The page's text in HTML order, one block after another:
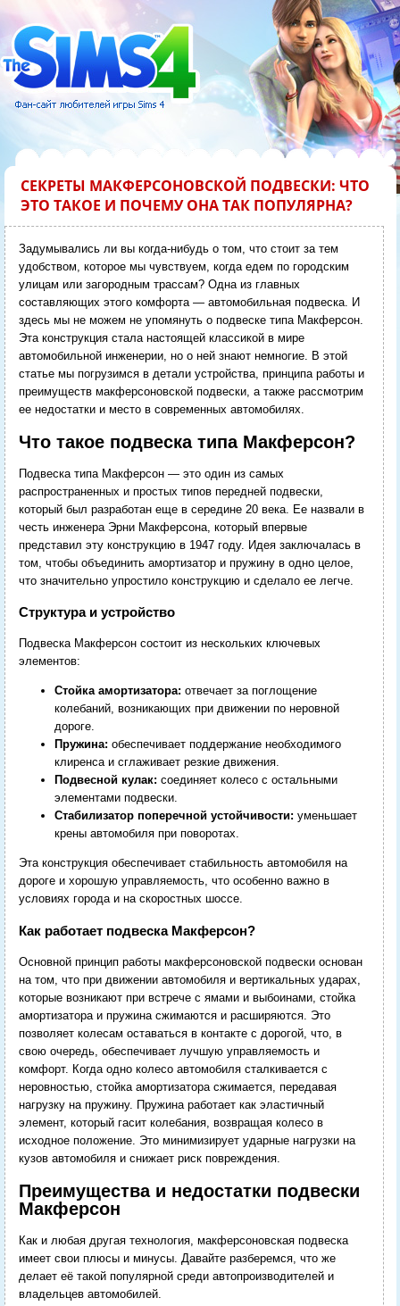
СЕКРЕТЫ МАКФЕРСОНОВСКОЙ ПОДВЕСКИ: ЧТО
ЭТО ТАКОЕ И ПОЧЕМУ ОНА ТАК ПОПУЛЯРНА?
Задумывались ли вы когда-нибудь о том, что стоит за тем
удобством, которое мы чувствуем, когда едем по городским
улицам или загородным трассам? Одна из главных
составляющих этого комфорта — автомобильная подвеска. И
здесь мы не можем не упомянуть о подвеске типа Макферсон.
Эта конструкция стала настоящей классикой в мире
автомобильной инженерии, но о ней знают немногие. В этой
статье мы погрузимся в детали устройства, принципа работы и
преимуществ макферсоновской подвески, а также рассмотрим
ее недостатки и место в современных автомобилях.
Что такое подвеска типа Макферсон?
Подвеска типа Макферсон — это один из самых
распространенных и простых типов передней подвески,
который был разработан еще в середине 20 века. Ее назвали в
честь инженера Эрни Макферсона, который впервые
представил эту конструкцию в 1947 году. Идея заключалась в
том, чтобы объединить амортизатор и пружину в одно целое,
что значительно упростило конструкцию и сделало ее легче.
Структура и устройство
Подвеска Макферсон состоит из нескольких ключевых
элементов:
Стойка амортизатора: отвечает за поглощение
колебаний, возникающих при движении по неровной
дороге.
Пружина: обеспечивает поддержание необходимого
клиренса и сглаживает резкие движения.
Подвесной кулак: соединяет колесо с остальными
элементами подвески.
Стабилизатор поперечной устойчивости: уменьшает
крены автомобиля при поворотах.
Эта конструкция обеспечивает стабильность автомобиля на
дороге и хорошую управляемость, что особенно важно в
условиях города и на скоростных шоссе.
Как работает подвеска Макферсон?
Основной принцип работы макферсоновской подвески основан
на том, что при движении автомобиля и вертикальных ударах,
которые возникают при встрече с ямами и выбоинами, стойка
амортизатора и пружина сжимаются и расширяются. Это
позволяет колесам оставаться в контакте с дорогой, что, в
свою очередь, обеспечивает лучшую управляемость и
комфорт. Когда одно колесо автомобиля сталкивается с
неровностью, стойка амортизатора сжимается, передавая
нагрузку на пружину. Пружина работает как эластичный
элемент, который гасит колебания, возвращая колесо в
исходное положение. Это минимизирует ударные нагрузки на
кузов автомобиля и снижает риск повреждения.
Преимущества и недостатки подвески
Макферсон
Как и любая другая технология, макферсоновская подвеска
имеет свои плюсы и минусы. Давайте разберемся, что же
делает её такой популярной среди автопроизводителей и
владельцев автомобилей.